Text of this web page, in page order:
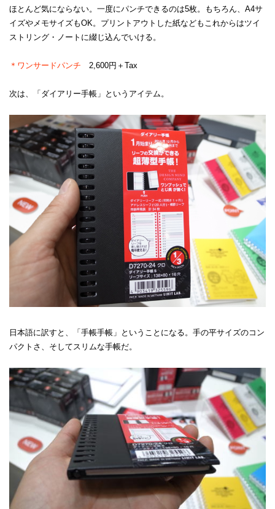
ほとんど気にならない。一度にパンチできるのは5枚。もちろん、A4サ
イズやメモサイズもOK。プリントアウトした紙などもこれからはツイ
ストリング・ノートに綴じ込んでいける。
＊ワンサードパンチ 2,600円＋Tax
次は、「ダイアリー手帳」というアイテム。
日本語に訳すと、「手帳手帳」ということになる。手の平サイズのコン
パクトさ、そしてスリムな手帳だ。